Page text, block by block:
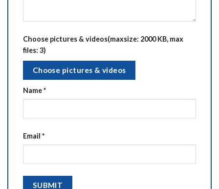
Choose pictures & videos(maxsize: 2000 KB, max
files: 3)
Choose pictures & videos
Name*
Email *